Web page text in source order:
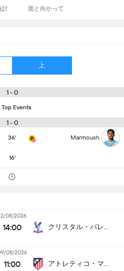
計 面と向かって
上
1 - 0
Top Events
1 - 0
36' Marmoush
16'
08/2026
14:00
08/2026
11:00